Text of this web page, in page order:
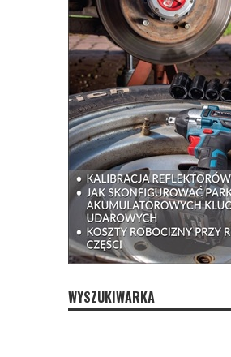
WYSZUKIWARKA